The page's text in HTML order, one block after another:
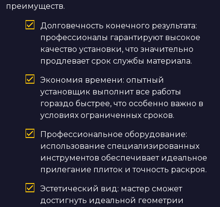
преимуществ.
Долговечность конечного результата:
профессионалы гарантируют высокое
качество установки, что значительно
продлевает срок службы материала.
Экономия времени: опытный
установщик выполнит все работы
гораздо быстрее, что особенно важно в
условиях ограниченных сроков.
Профессиональное оборудование:
использование специализированных
инструментов обеспечивает идеальное
прилегание плиток и точность раскроя.
Эстетический вид: мастер сможет
достигнуть идеальной геометрии